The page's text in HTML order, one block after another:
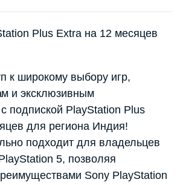
Plus Extra на 12 месяцев
к широкому выбору игр,
и эксклюзивным
подпиской PlayStation Plus
для региона Индия!
подходит для владельцев
5, позволяя
Sony PlayStation